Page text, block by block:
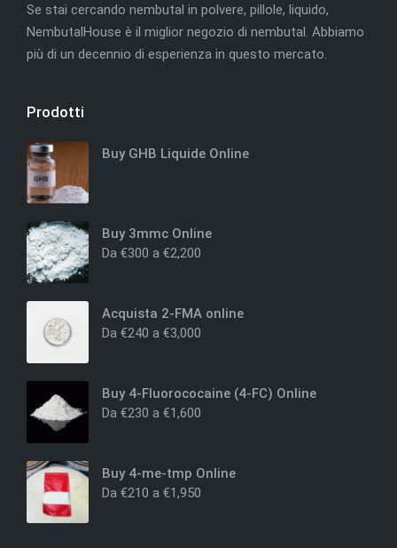
Se stai cercando nembutal in polvere, pillole, liquido,
NembutalHouse è il miglior negozio di nembutal. Abbiamo
più di un decennio di esperienza in questo mercato.
Prodotti
Buy GHB Liquide Online
Buy 3mmc Online
Da €300 a €2,200
Acquista 2-FMA online
Da €240 a €3,000
Buy 4-Fluorococaine (4-FC) Online
Da €230 a €1,600
Buy 4-me-tmp Online
Da €210 a €1,950